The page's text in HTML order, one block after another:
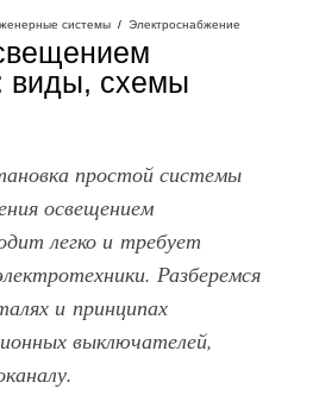
системы / Электроснабжение
виды, схемы
простой системы
освещением
легко и требует
Разберемся
и принципах
выключателей,